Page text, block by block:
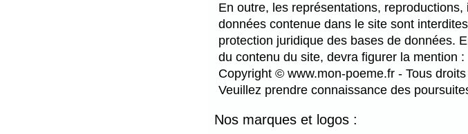
En outre, les représentations,
données contenue dans le site sont
protection juridique des bases de données.
du contenu du site, devra figurer la mention :
Copyright © www.mon-poeme.fr - Tous
Veuillez prendre connaissance des
Nos marques et logos :